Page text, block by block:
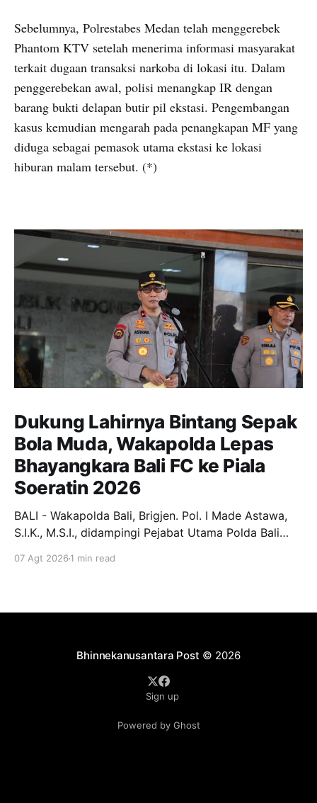
Sebelumnya, Polrestabes Medan telah menggerebek
Phantom KTV setelah menerima informasi masyarakat
terkait dugaan transaksi narkoba di lokasi itu. Dalam
penggerebekan awal, polisi menangkap IR dengan
barang bukti delapan butir pil ekstasi. Pengembangan
kasus kemudian mengarah pada penangkapan MF yang
diduga sebagai pemasok utama ekstasi ke lokasi
hiburan malam tersebut. (*)
Dukung Lahirnya Bintang Sepak
Bola Muda, Wakapolda Lepas
Bhayangkara Bali FC ke Piala
Soeratin 2026
BALI - Wakapolda Bali, Brigjen. Pol. I Made Astawa,
S.I.K., M.S.I., didampingi Pejabat Utama Polda Bali
yang akan berlaga pada Turnamen Piala Soeratin U-
07 Agt 2026 1 min read
Bhinnekanusantara Post © 2026
Sign up
Powered by Ghost